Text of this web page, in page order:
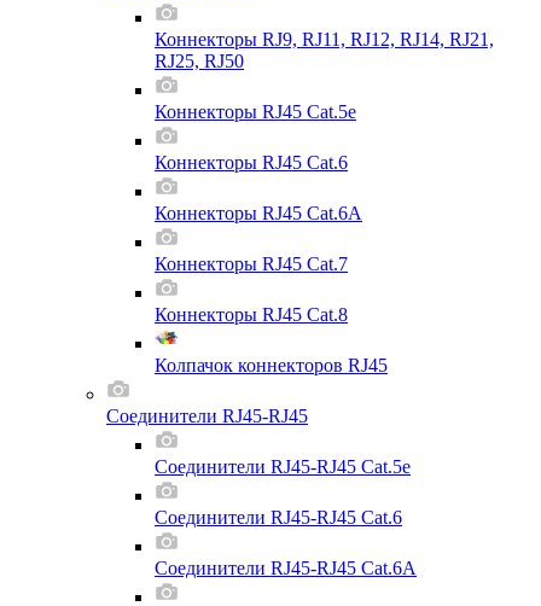
Коннекторы RJ9, RJ11, RJ12, RJ14, RJ21,
RJ25, RJ50
Коннекторы RJ45 Cat.5e
Коннекторы RJ45 Cat.6
Коннекторы RJ45 Cat.6A
Коннекторы RJ45 Cat.7
Коннекторы RJ45 Cat.8
Колпачок коннекторов RJ45
Соединители RJ45-RJ45
Соединители RJ45-RJ45 Cat.5e
Соединители RJ45-RJ45 Cat.6
Соединители RJ45-RJ45 Cat.6A